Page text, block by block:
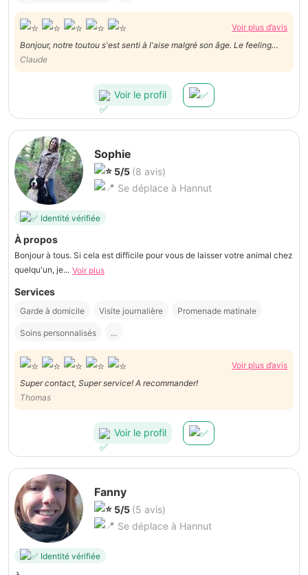
Voir plus d’avis
Bonjour, notre toutou s'est senti à l'aise malgré son âge. Le feeling
avec les personnes est exceptionnel. Encore merci à eux ! Claude
Claude
Voir le profil
Sophie
5/5 (8 avis)
Se déplace à Hannut
Identité vérifiée
À propos
Bonjour à tous. Si cela est difficile pour vous de laisser votre animal chez
quelqu'un, je... Voir plus
Services
Garde à domicile Visite journalière Promenade matinale
Soins personnalisés ...
Voir plus d’avis
Super contact, Super service! A recommander!
Thomas
Voir le profil
Fanny
5/5 (5 avis)
Se déplace à Hannut
Identité vérifiée